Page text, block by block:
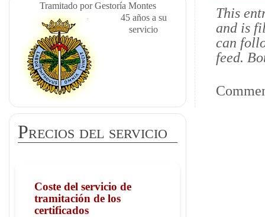
This
and is
can
feed.
Tramitado por Gestoría Montes
45 años a su
servicio
Precios del servicio
Coste del servicio de
tramitación de los
certificados